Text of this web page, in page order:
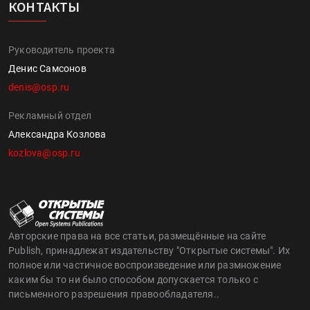
КОНТАКТЫ
Руководитель проекта
Денис Самсонов
denis@osp.ru
Рекламный отдел
Александра Козлова
kozlova@osp.ru
Авторские права на все статьи, размещённые на сайте
Publish, принадлежат издательству "Открытые системы". Их
полное или частичное воспроизведение или размножение
каким бы то ни было способом допускается только с
письменного разрешения правообладателя..